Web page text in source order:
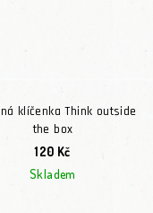
klíčenka Think outside
the box
120 Kč
Skladem